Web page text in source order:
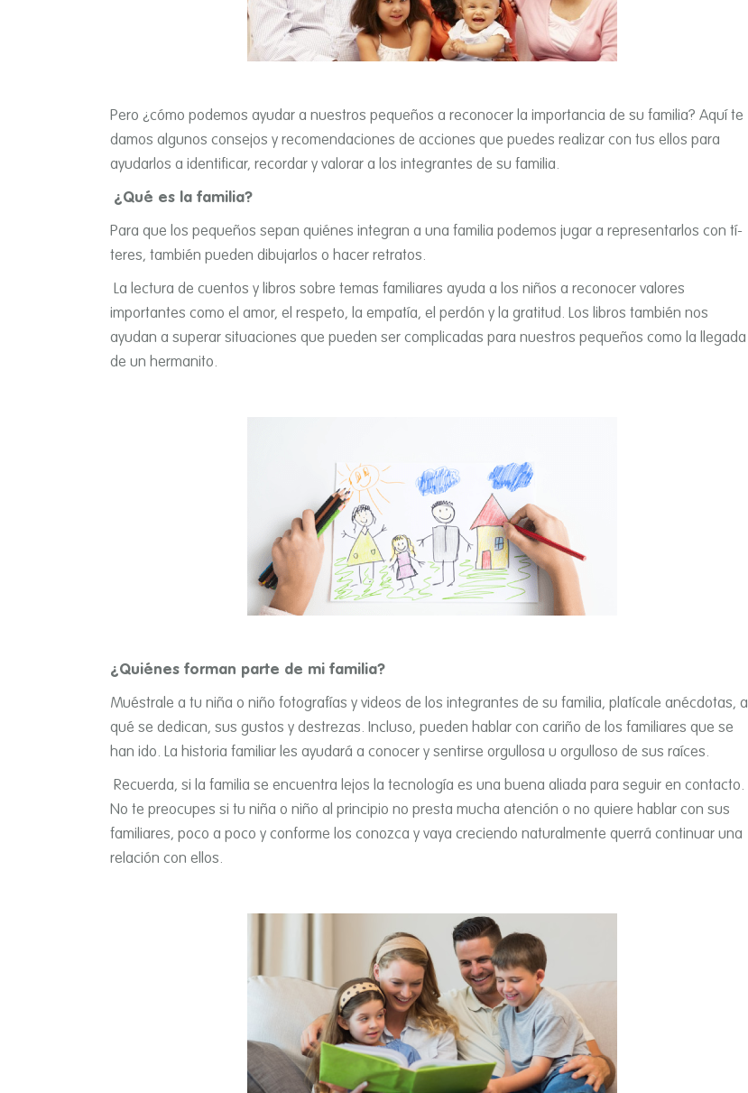
Pero ¿cómo podemos ayudar a nuestros pequeños a reconocer la importancia de su familia? Aquí­ te
damos algunos consejos y recomendaciones de acciones que puedes realizar con tus ellos para
ayudarlos a identificar, recordar y valorar a los integrantes de su familia.
¿Qué es la familia?
Para que los pequeños sepan quiénes integran a una familia podemos jugar a representarlos con tí­
teres, también pueden dibujarlos o hacer retratos.
La lectura de cuentos y libros sobre temas familiares ayuda a los niños a reconocer valores
importantes como el amor, el respeto, la empatí­a, el perdón y la gratitud. Los libros también nos
ayudan a superar situaciones que pueden ser complicadas para nuestros pequeños como la llegada
de un hermanito.
¿Quiénes forman parte de mi familia?
Muéstrale a tu niña o niño fotografí­as y videos de los integrantes de su familia, platí­cale anécdotas, a
qué se dedican, sus gustos y destrezas. Incluso, pueden hablar con cariño de los familiares que se
han ido. La historia familiar les ayudará a conocer y sentirse orgullosa u orgulloso de sus raí­ces.
Recuerda, si la familia se encuentra lejos la tecnologí­a es una buena aliada para seguir en contacto.
No te preocupes si tu niña o niño al principio no presta mucha atención o no quiere hablar con sus
familiares, poco a poco y conforme los conozca y vaya creciendo naturalmente querrá continuar una
relación con ellos.